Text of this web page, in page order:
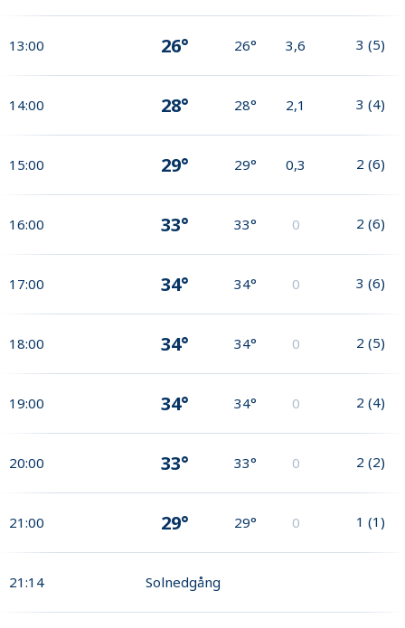
13:00 26° 26° 3,6 3 (5)
14:00 28° 28° 2,1 3 (4)
15:00 29° 29° 0,3 2 (6)
16:00 33° 33° 0 2 (6)
17:00 34° 34° 0 3 (6)
18:00 34° 34° 0 2 (5)
19:00 34° 34° 0 2 (4)
20:00 33° 33° 0 2 (2)
21:00 29° 29° 0 1 (1)
21:14 Solnedgång